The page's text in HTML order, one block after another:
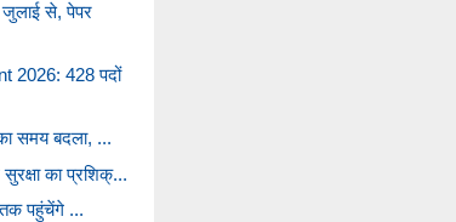
जुलाई से, पेपर
2026: 428 पदों
समय बदला, ...
का प्रशिक्...
तक पहुंचेंगे ...